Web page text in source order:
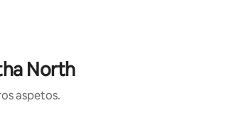
North
aspetos.